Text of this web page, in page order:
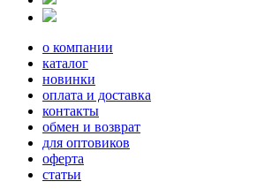
о компании
каталог
новинки
оплата и доставка
контакты
обмен и возврат
для оптовиков
оферта
статьи